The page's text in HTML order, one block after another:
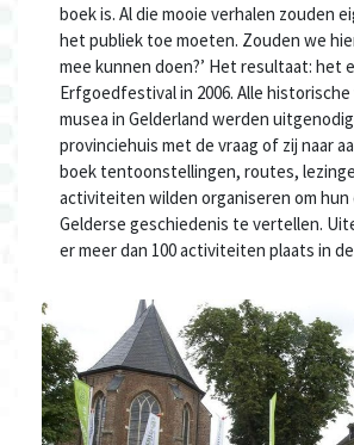
boek is. Al die mooie verhalen zouden
het publiek toe moeten. Zouden we
mee kunnen doen?’ Het resultaat: het
Erfgoedfestival in 2006. Alle
musea in Gelderland werden
provinciehuis met de vraag of zij naar
boek tentoonstellingen, routes,
activiteiten wilden organiseren om hun
Gelderse geschiedenis te vertellen.
er meer dan 100 activiteiten plaats in